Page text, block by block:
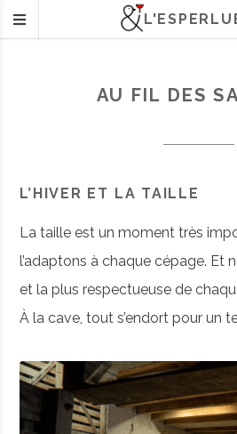
AU FIL DES
L’HIVER ET LA TAILLE
La taille est un moment très
l’adaptons à chaque cépage. Et
et la plus respectueuse de
À la cave, tout s’endort pour un